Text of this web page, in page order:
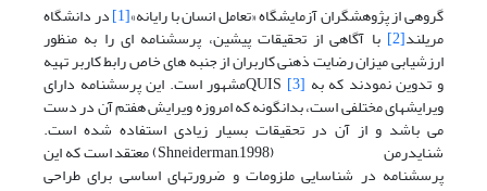
گروهی از پژوهشگران آزمایشگاه «تعامل انسان با رایانه»[1] در دانشگاه
مریلند[2] با آگاهی از تحقیقات پیشین، پرسشنامه ای را به منظور
ارزشیابی میزان رضایت ذهنی کاربران از جنبه های خاص رابط کاربر تهیه
و تدوین نمودند که به [3] QUISمشهور است. این پرسشنامه دارای
ویرایشهای مختلفی است، بدانگونه که امروزه ویرایش هفتم آن در دست
می باشد و از آن در تحقیقات بسیار زیادی استفاده شده است.
شنایدرمن (Shneiderman,1998) معتقد است که این
پرسشنامه در شناسایی ملزومات و ضرورتهای اساسی برای طراحی